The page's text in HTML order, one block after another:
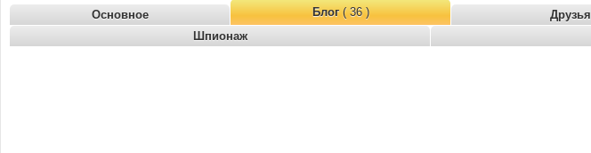
Основное Блог( 36 ) Друзья
Шпионаж